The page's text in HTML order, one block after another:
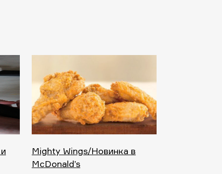
Mighty Wings/Новинка в
McDonald’s